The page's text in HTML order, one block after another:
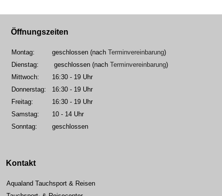
Öffnungszeiten
Montag: geschlossen (nach Terminvereinbarung)
Dienstag:
geschlossen (nach Terminvereinbarung)
Mittwoch:
16:30 - 19 Uhr
Donnerstag:
16:30 - 19 Uhr
Freitag:
16:30 - 19 Uhr
Samstag:
10 - 14 Uhr
Sonntag:
geschlossen
Kontakt
Aqualand Tauchsport & Reisen